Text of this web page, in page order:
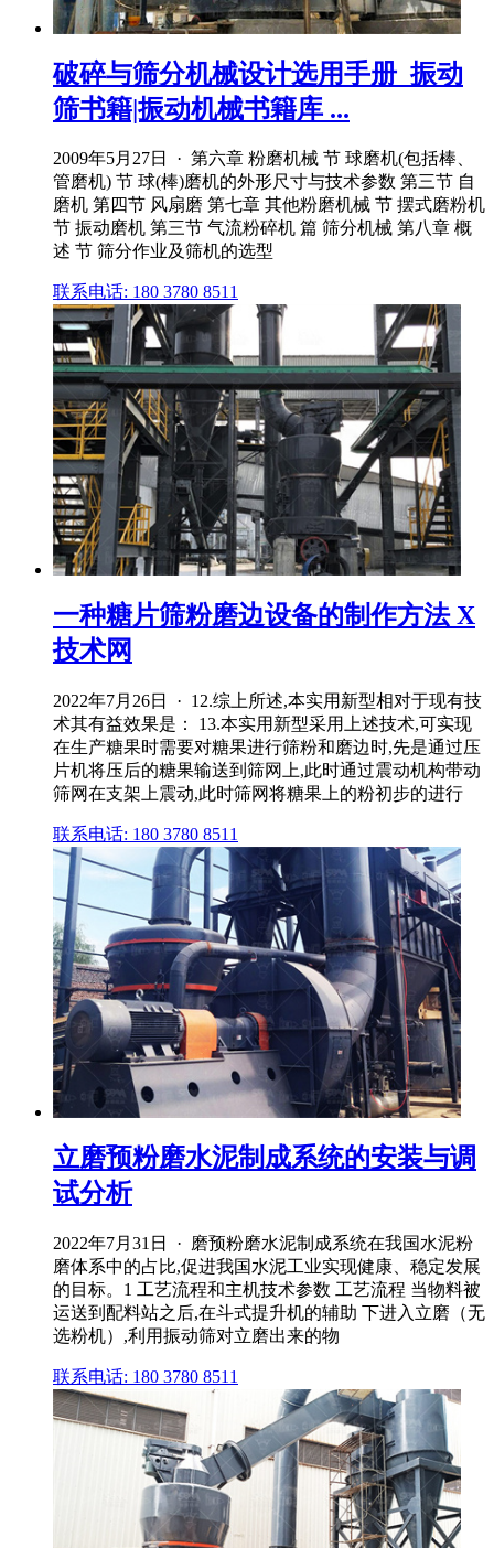
破碎与筛分机械设计选用手册_振动
筛书籍|振动机械书籍库 ...
2009年5月27日 · 第六章 粉磨机械 节 球磨机(包括棒、
管磨机) 节 球(棒)磨机的外形尺寸与技术参数 第三节 自
磨机 第四节 风扇磨 第七章 其他粉磨机械 节 摆式磨粉机
节 振动磨机 第三节 气流粉碎机 篇 筛分机械 第八章 概
述 节 筛分作业及筛机的选型
联系电话: 180 3780 8511
一种糖片筛粉磨边设备的制作方法 X
技术网
2022年7月26日 · 12.综上所述,本实用新型相对于现有技
术其有益效果是： 13.本实用新型采用上述技术,可实现
在生产糖果时需要对糖果进行筛粉和磨边时,先是通过压
片机将压后的糖果输送到筛网上,此时通过震动机构带动
筛网在支架上震动,此时筛网将糖果上的粉初步的进行
联系电话: 180 3780 8511
立磨预粉磨水泥制成系统的安装与调
试分析
2022年7月31日 · 磨预粉磨水泥制成系统在我国水泥粉
磨体系中的占比,促进我国水泥工业实现健康、稳定发展
的目标。1 工艺流程和主机技术参数 工艺流程 当物料被
运送到配料站之后,在斗式提升机的辅助 下进入立磨（无
选粉机）,利用振动筛对立磨出来的物
联系电话: 180 3780 8511